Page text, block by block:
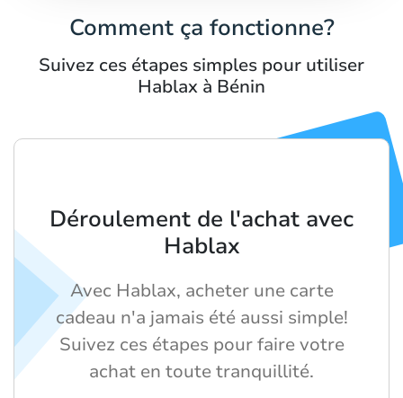
Comment ça fonctionne?
Suivez ces étapes simples pour utiliser
Hablax à Bénin
Déroulement de l'achat avec
Hablax
Avec Hablax, acheter une carte
cadeau n'a jamais été aussi simple!
Suivez ces étapes pour faire votre
achat en toute tranquillité.